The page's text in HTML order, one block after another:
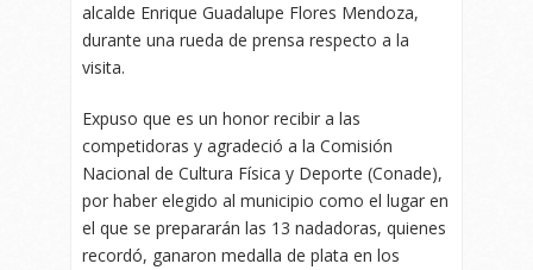
alcalde Enrique Guadalupe Flores Mendoza,
durante una rueda de prensa respecto a la
visita.
Expuso que es un honor recibir a las
competidoras y agradeció a la Comisión
Nacional de Cultura Física y Deporte (Conade),
por haber elegido al municipio como el lugar en
el que se prepararán las 13 nadadoras, quienes
recordó, ganaron medalla de plata en los